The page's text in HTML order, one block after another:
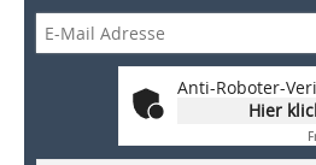
Anti-Roboter-
Hier